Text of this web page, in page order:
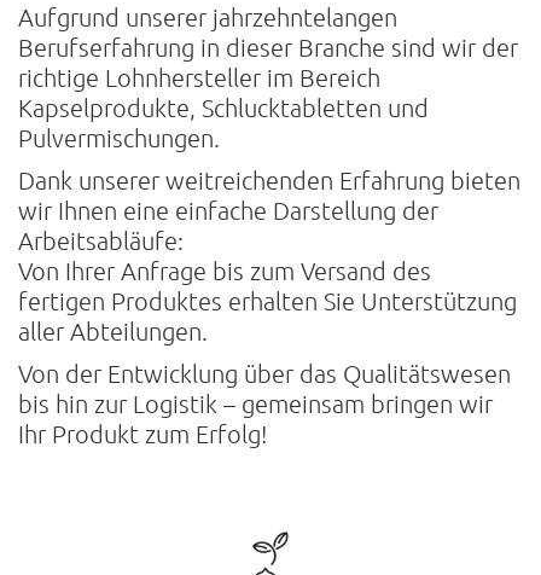
Aufgrund unserer jahrzehntelangen
Berufserfahrung in dieser Branche sind wir der
richtige Lohnhersteller im Bereich
Kapselprodukte, Schlucktabletten und
Pulvermischungen.
Dank unserer weitreichenden Erfahrung bieten
wir Ihnen eine einfache Darstellung der
Arbeitsabläufe:
Von Ihrer Anfrage bis zum Versand des
fertigen Produktes erhalten Sie Unterstützung
aller Abteilungen.
Von der Entwicklung über das Qualitätswesen
bis hin zur Logistik – gemeinsam bringen wir
Ihr Produkt zum Erfolg!